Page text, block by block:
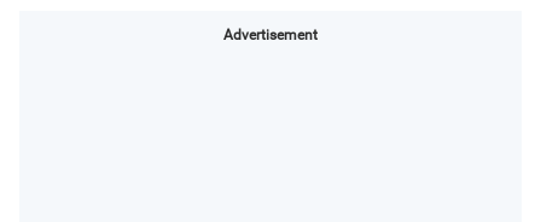
Advertisement